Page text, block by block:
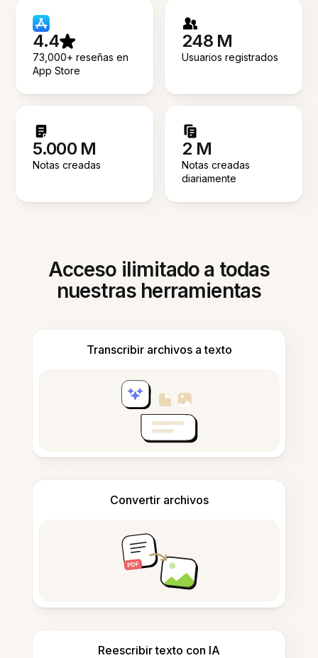
4.4
73,000+ reseñas en
App Store
248 M
Usuarios registrados
5.000 M
Notas creadas
2 M
Notas creadas
diariamente
Acceso ilimitado a todas
nuestras herramientas
Transcribir archivos a texto
Convertir archivos
Reescribir texto con IA